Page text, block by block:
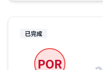
已完成
POR